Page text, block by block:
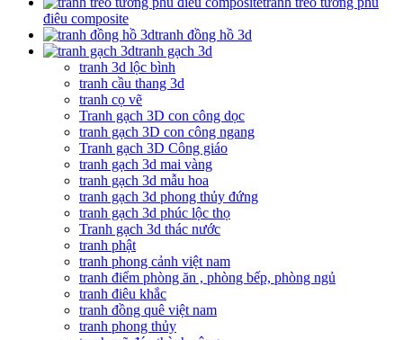
điêu composite
tranh đồng hồ 3d
tranh gạch 3d
tranh 3d lộc bình
tranh cầu thang 3d
tranh cọ vẽ
Tranh gạch 3D con công dọc
tranh gạch 3D con công ngang
Tranh gạch 3D Công giáo
tranh gạch 3d mai vàng
tranh gạch 3d mẫu hoa
tranh gạch 3d phong thủy đứng
tranh gạch 3d phúc lộc thọ
Tranh gạch 3d thác nước
tranh phật
tranh phong cảnh việt nam
tranh điểm phòng ăn , phòng bếp, phòng ngủ
tranh điêu khắc
tranh đồng quê việt nam
tranh phong thủy